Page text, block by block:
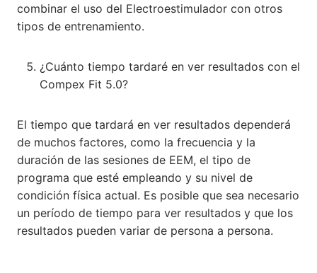
combinar el uso del Electroestimulador con otros
tipos de entrenamiento.
¿Cuánto tiempo tardaré en ver resultados con el
Compex Fit 5.0?
El tiempo que tardará en ver resultados dependerá
de muchos factores, como la frecuencia y la
duración de las sesiones de EEM, el tipo de
programa que esté empleando y su nivel de
condición física actual. Es posible que sea necesario
un período de tiempo para ver resultados y que los
resultados pueden variar de persona a persona.